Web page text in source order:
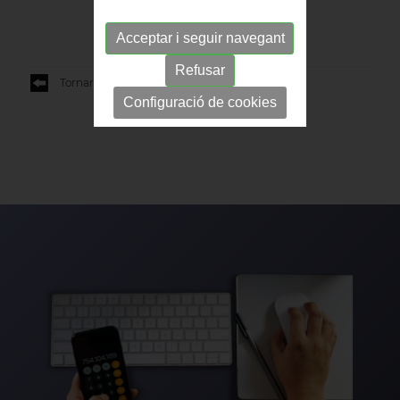
Tornar al llistat
Acceptar i seguir navegant
Refusar
Configuració de cookies